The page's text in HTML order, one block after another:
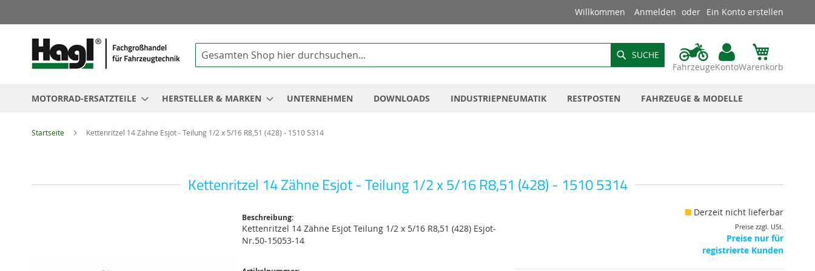
Inhalt
Willkommen Anmelden Ein Konto erstellen
FahrzeugeKontoWarenkorb
SUCHE
MOTORRAD-ERSATZTEILE HERSTELLER & MARKEN UNTERNEHMEN DOWNLOADS INDUSTRIEPNEUMATIK RESTPOSTEN FAHRZEUGE & MODELLE
Startseite Kettenritzel 14 Zähne Esjot - Teilung 1/2 x 5/16 R8,51 (428) - 1510 5314
Kettenritzel 14 Zähne Esjot - Teilung 1/2 x 5/16 R8,51 (428) - 1510 5314
Beschreibung:
Kettenritzel 14 Zähne Esjot Teilung 1/2 x 5/16 R8,51 (428) Esjot-
Nr.50-15053-14
Derzeit nicht lieferbar
Preise zzgl. USt.
Preise nur für
registrierte Kunden